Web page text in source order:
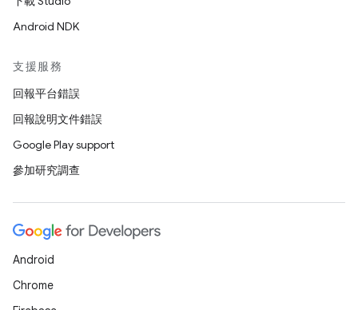
Android NDK
支援服務
回報平台錯誤
回報說明文件錯誤
Google Play support
參加研究調查
Android
Chrome